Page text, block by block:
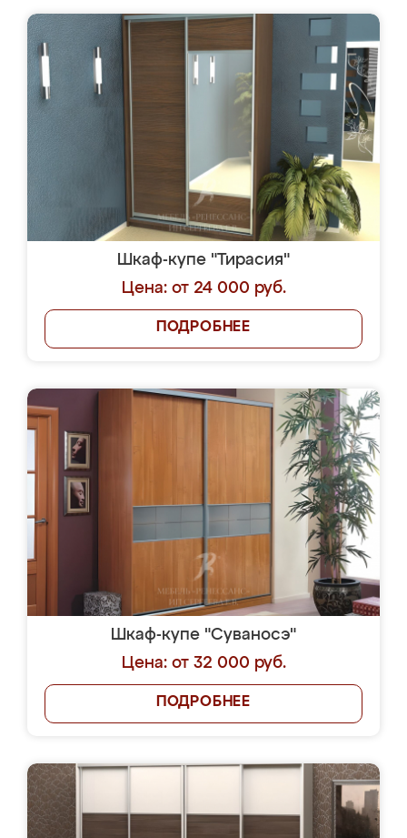
Шкаф-купе "Тирасия"
Цена: от 24 000 руб.
ПОДРОБНЕЕ
Шкаф-купе "Суваносэ"
Цена: от 32 000 руб.
ПОДРОБНЕЕ